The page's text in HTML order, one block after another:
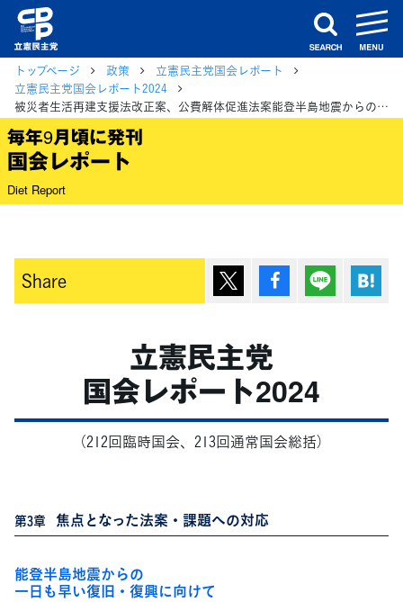
search
トップページ 政策
立憲民主党国会レポート
立憲民主党国会レポート2024
被災者生活再建支援法改正案、公費解体促進法案能登半島地震からの一日も早い復旧・復興に向けて
毎年9月頃に発刊
国会レポート
Diet Report
Share ポスト シェア Lineで送
立憲民主党
国会レポート2024
（212回臨時国会、213回通常国会総括）
第3章 焦点となった法案・課題への対応
能登半島地震からの
一日も早い復旧・復興に向けて